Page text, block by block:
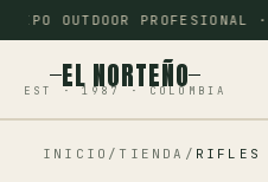
OUTDOOR PROFESIONAL
EL NORTEÑO
EST · 1987 · COLOMBIA
Inicio
INICIO / TIENDA / RIFLES